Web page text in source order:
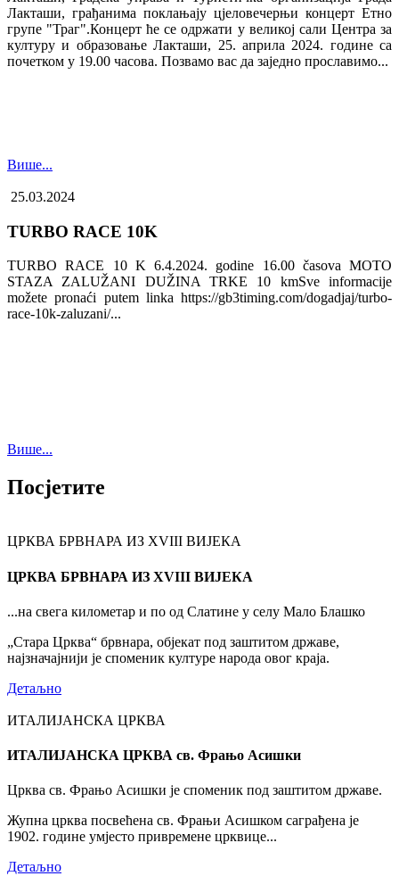
Лакташи, грађанима поклањају цјеловечерњи концерт Етно
групе "Траг".Концерт ће се одржати у великој сали Центра за
културу и образовање Лакташи, 25. априла 2024. године са
почетком у 19.00 часова. Позвамо вас да заједно прославимо...
Више...
25.03.2024
TURBO RACE 10K
TURBO RACE 10 K 6.4.2024. godine 16.00 časova MOTO
STAZA ZALUŽANI DUŽINA TRKE 10 kmSve informacije
možete pronaći putem linka https://gb3timing.com/dogadjaj/turbo-
race-10k-zaluzani/...
Више...
Посјетите
ЦРКВА БРВНАРА ИЗ XVIII ВИЈЕКА
ЦРКВА БРВНАРА ИЗ XVIII ВИЈЕКА
...на свега километар и по од Слатине у селу Мало Блашко
„Стара Црква“ брвнара, објекат под заштитом државе,
најзначајнији је споменик културе народа овог краја.
Детаљно
ИТАЛИЈАНСКА ЦРКВА
ИТАЛИЈАНСКА ЦРКВА св. Фрањо Асишки
Црква св. Фрањо Асишки је споменик под заштитом државе.
Жупна црква посвећена св. Фрањи Асишком саграђена је
1902. године умјесто привремене црквице...
Детаљно